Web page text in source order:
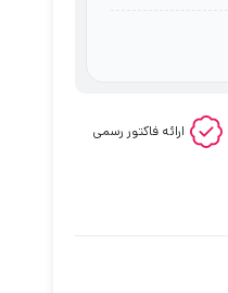
ارائه فاکتور رسمی